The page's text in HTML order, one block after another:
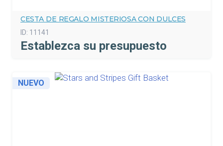
CESTA DE REGALO MISTERIOSA CON DULCES
ID: 11141
Establezca su presupuesto
NUEVO